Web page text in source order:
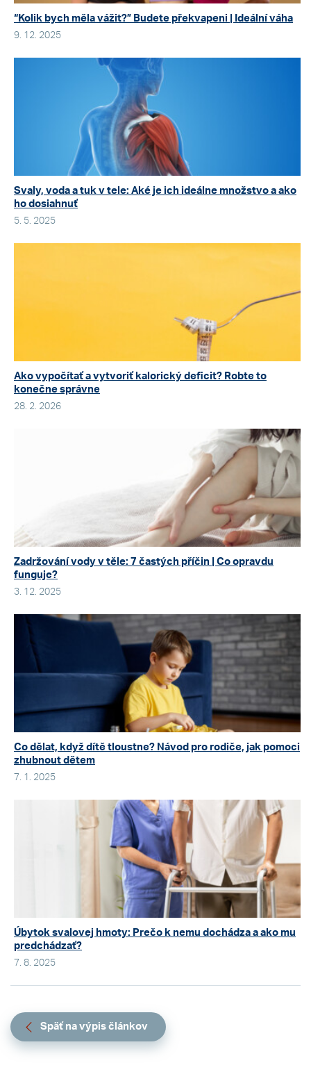
“Kolik bych měla vážit?” Budete překvapeni | Ideální váha
9. 12. 2025
Svaly, voda a tuk v tele: Aké je ich ideálne množstvo a ako
ho dosiahnuť
5. 5. 2025
Ako vypočítať a vytvoriť kalorický deficit? Robte to
konečne správne
28. 2. 2026
Zadržování vody v těle: 7 častých příčin | Co opravdu
funguje?
3. 12. 2025
Co dělat, když dítě tloustne? Návod pro rodiče, jak pomoci
zhubnout dětem
7. 1. 2025
Úbytok svalovej hmoty: Prečo k nemu dochádza a ako mu
predchádzať?
7. 8. 2025
Späť na výpis článkov